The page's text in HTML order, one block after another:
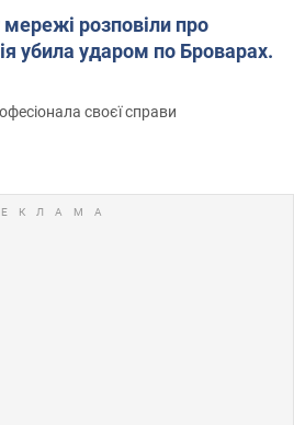
розповіли про
убила ударом по Броварах.
своєї справи